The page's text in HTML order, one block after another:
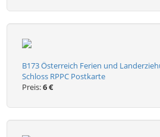
B173 Österreich Ferien und
Schloss RPPC Postkarte
Preis:6 €